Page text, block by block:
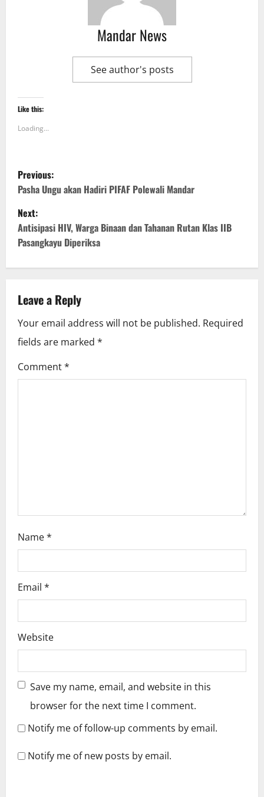
Mandar News
See author's posts
Like this:
Loading...
P
o
s
t
n
a
v
i
g
Previous:
Pasha Ungu akan Hadiri PIFAF Polewali Mandar
Next:
Antisipasi HIV, Warga Binaan dan Tahanan Rutan Klas IIB
Pasangkayu Diperiksa
Leave a Reply
Your email address will not be published. Required
fields are marked *
Comment*
Name*
Email *
Website
Save my name, email, and website in this
browser for the next time I comment.
Notify me of follow-up comments by email.
Notify me of new posts by email.